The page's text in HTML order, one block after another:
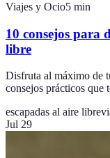
Viajes y Ocio5 min
10 consejos para
libre
Disfruta al máximo de
consejos prácticos que
escapadas al aire libre
Jul 29